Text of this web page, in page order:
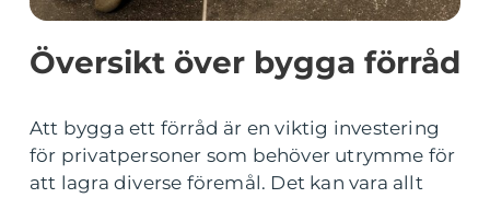
Översikt över bygga förråd
Att bygga ett förråd är en viktig investering
för privatpersoner som behöver utrymme för
att lagra diverse föremål. Det kan vara allt